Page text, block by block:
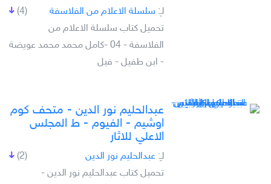
(4) لـِ: سلسلة الاعلام من الفلاسفة
تحميل كتاب سلسلة الاعلام من
الفلاسفة - 04 -كامل محمد محمد عويضة
- ابن طفيل - فيل
عبدالحليم نور الدين - متحف كوم
اوشيم - الفيوم - ط المجلس
الاعلي للاثار
(2) لـِ: عبدالحليم نور الدين
تحميل كتاب عبدالحليم نور الدين -